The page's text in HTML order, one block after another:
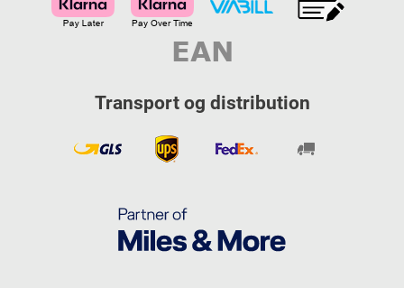
Transport og distribution